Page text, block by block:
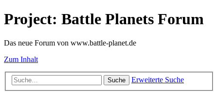
Project: Battle Planets Forum
Das neue Forum von www.battle-planet.de
Zum Inhalt
Suche Erweiterte Suche